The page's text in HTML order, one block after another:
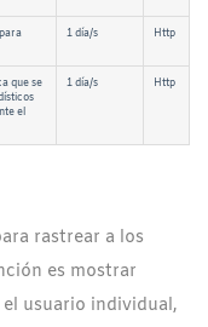
1 día/s Http
que se
el
1 día/s Http
rastrear a los
es mostrar
usuario individual,